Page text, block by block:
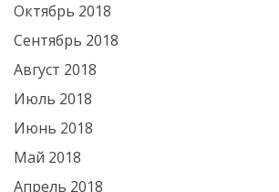
Октябрь 2018
Сентябрь 2018
Август 2018
Июль 2018
Июнь 2018
Май 2018
Апрель 2018